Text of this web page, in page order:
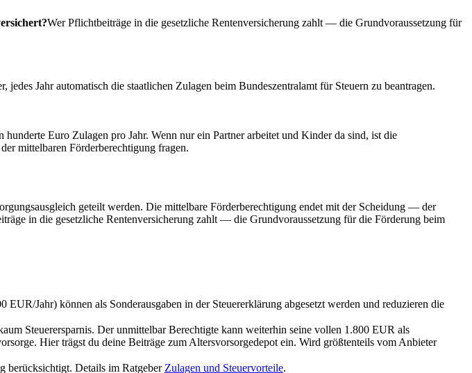
Wer Pflichtbeiträge in die gesetzliche Rentenversicherung zahlt — die Grundvoraussetzung für
jedes Jahr automatisch die staatlichen Zulagen beim Bundeszentralamt für Steuern zu beantragen.
Euro Zulagen pro Jahr. Wenn nur ein Partner arbeitet und Kinder da sind, ist die
mittelbaren Förderberechtigung fragen.
geteilt werden. Die mittelbare Förderberechtigung endet mit der Scheidung — der
in die gesetzliche Rentenversicherung zahlt — die Grundvoraussetzung für die Förderung beim
EUR/Jahr) können als Sonderausgaben in der Steuererklärung abgesetzt werden und reduzieren die
Steuerersparnis. Der unmittelbar Berechtigte kann weiterhin seine vollen 1.800 EUR als
Hier trägst du deine Beiträge zum Altersvorsorgedepot ein. Wird größtenteils vom Anbieter
berücksichtigt. Details im Ratgeber Zulagen und Steuervorteile.